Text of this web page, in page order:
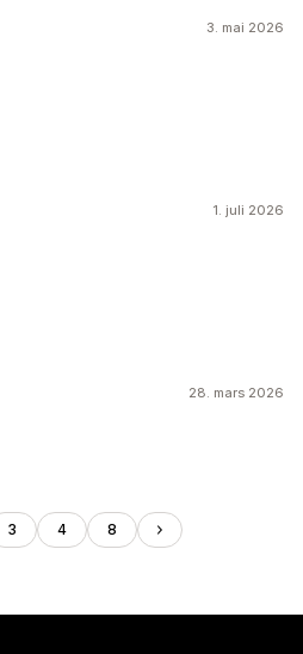
3. mai 2026
1. juli 2026
28. mars 2026
3 4 8